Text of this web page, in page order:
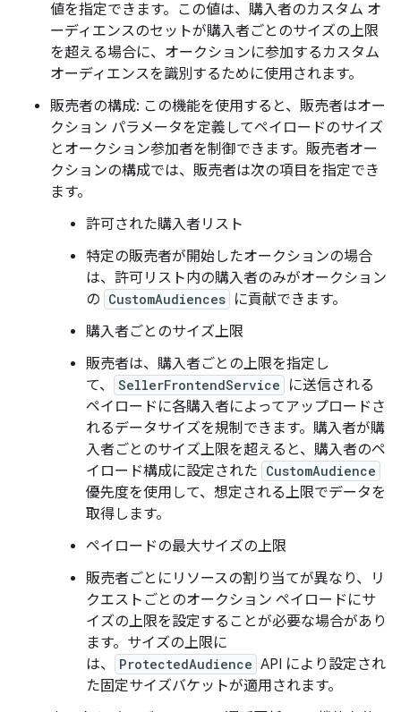
値を指定できます。この値は、購入者のカスタム オ
ーディエンスのセットが購入者ごとのサイズの上限
を超える場合に、オークションに参加するカスタム
オーディエンスを識別するために使用されます。
販売者の構成: この機能を使用すると、販売者はオー
クション パラメータを定義してペイロードのサイズ
とオークション参加者を制御できます。販売者オー
クションの構成では、販売者は次の項目を指定でき
ます。
許可された購入者リスト
特定の販売者が開始したオークションの場合
は、許可リスト内の購入者のみがオークション
の CustomAudiences に貢献できます。
購入者ごとのサイズ上限
販売者は、購入者ごとの上限を指定し
て、
SellerFrontendService
に送信される
ペイロードに各購入者によってアップロードさ
れるデータサイズを規制できます。購入者が購
入者ごとのサイズ上限を超えると、購入者のペ
イロード構成に設定された CustomAudience
優先度を使用して、想定される上限でデータを
取得します。
ペイロードの最大サイズの上限
販売者ごとにリソースの割り当てが異なり、リ
クエストごとのオークション ペイロードにサ
イズの上限を設定することが必要な場合があり
ます。サイズの上限に
は、
ProtectedAudience API により設定され
た固定サイズバケットが適用されます。